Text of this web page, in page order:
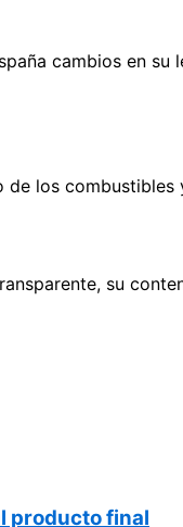
cambios en
los
su
producto final